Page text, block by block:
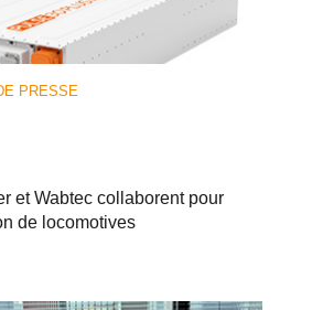
PRESSE
et Wabtec collaborent pour
de locomotives